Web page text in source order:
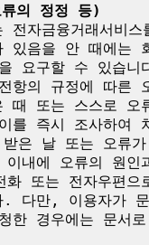
의 정정 등)
자금융거래서비스
있음을 안 때에는
요구할 수 있습니
항의 규정에 따른
때 또는 스스로 오
를 즉시 조사하여
받은 날 또는 오류
내에 오류의 원인
또는 전자우편으
. 다만, 이용자가
한 경우에는 문서